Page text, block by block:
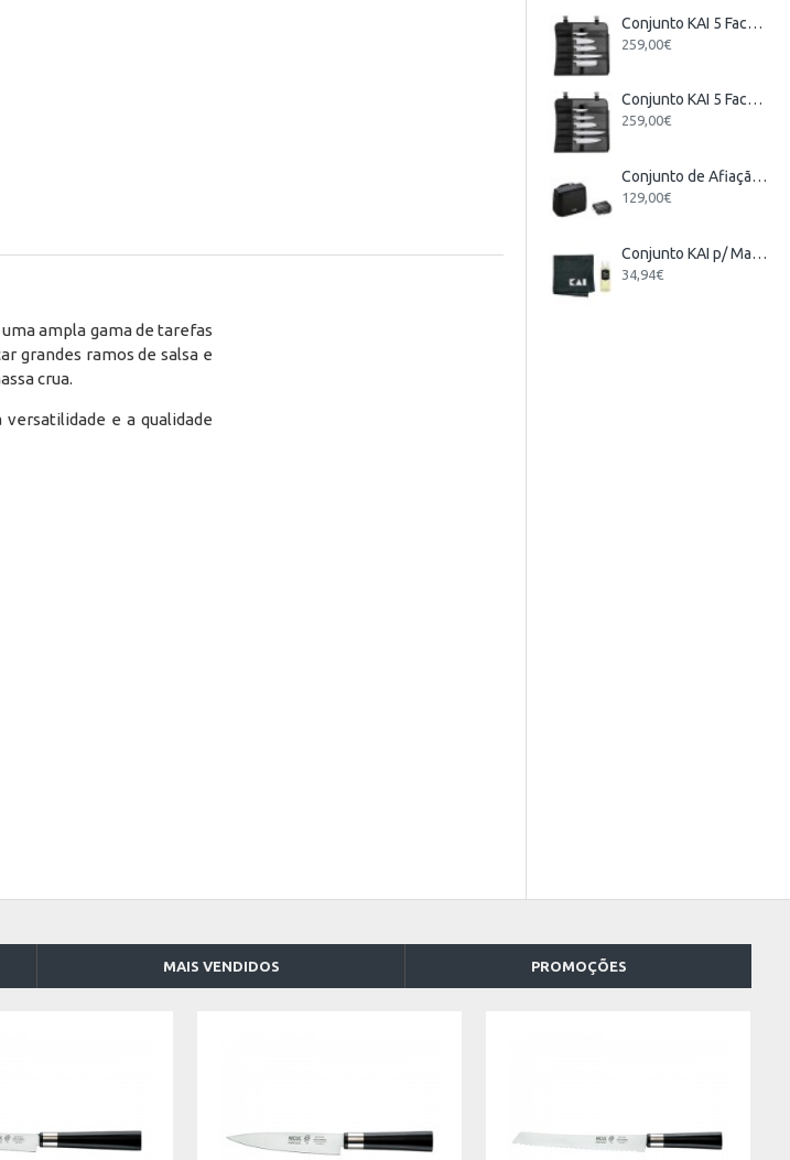
ampla gama de tarefas
grandes ramos de salsa e
crua.
e a qualidade
Conjunto KAI 5 Facas Japonesas + Estojo
259,00€
Conjunto KAI 5 Facas Wasabi Black Europeu + Estojo
259,00€
Conjunto de Afiação Elétrico KAI
129,00€
Conjunto KAI p/ Manutenção de Facas
34,94€
MAIS VENDIDOS PROMOÇÕES